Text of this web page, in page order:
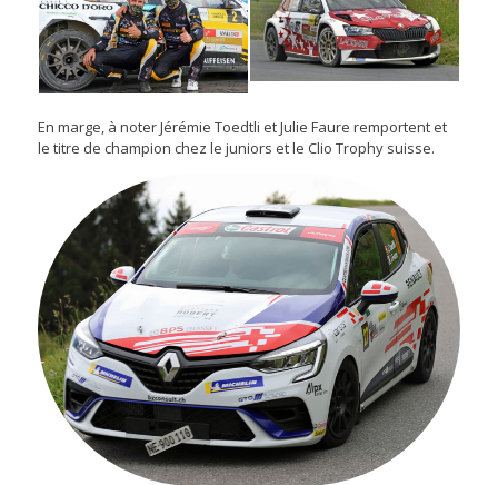
En marge, à noter Jérémie Toedtli et Julie Faure remportent et
le titre de champion chez le juniors et le Clio Trophy suisse.